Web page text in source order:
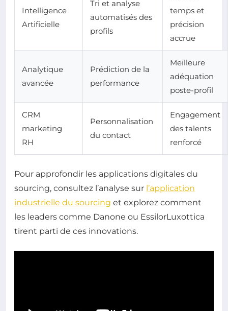
Intelligence
Artificielle
Tri et analyse
automatisés des
profils
temps et
précision
accrue
Analytique
avancée
Prédiction de la
performance
Meilleure
adéquation
poste-profil
CRM
marketing
RH
Personnalisation
du contact
Engagement
des talents
renforcé
Pour approfondir les applications digitales du
sourcing, consultez l’analyse sur l’application
industrielle du sourcing et explorez comment
les leaders comme Danone ou EssilorLuxottica
tirent parti de ces innovations.